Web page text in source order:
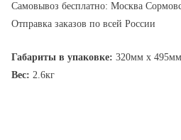
Самовывоз бесплатно: Москва
Отправка заказов по всей России
Габариты в упаковке: 320мм x
Вес: 2.6кг